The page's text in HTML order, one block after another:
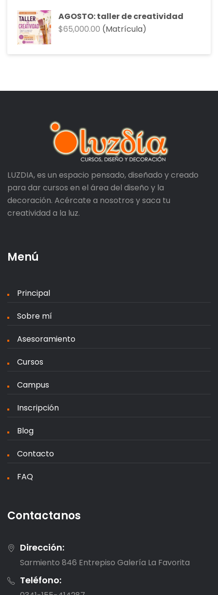
AGOSTO: taller de creatividad
$65,000.00 (Matrícula)
LUZDIA, es un espacio pensado, diseñado y creado
para dar cursos en el área del diseño y la
decoración. Acércate a nosotros y saca tu
creatividad a la luz.
Menú
Principal
Sobre mí
Asesoramiento
Cursos
Campus
Inscripción
Blog
Contacto
FAQ
Contactanos
Dirección:
Sarmiento 846 Entrepiso Galería La Favorita
Teléfono: